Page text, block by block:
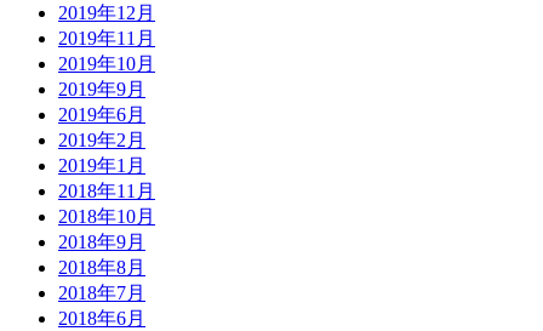
2019年12月
2019年11月
2019年10月
2019年9月
2019年6月
2019年2月
2019年1月
2018年11月
2018年10月
2018年9月
2018年8月
2018年7月
2018年6月